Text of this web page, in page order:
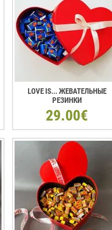
LOVE IS... ЖЕВАТЕЛЬНЫЕ
РЕЗИНКИ
29.00€